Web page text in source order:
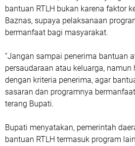
bantuan RTLH bukan karena faktor
Baznas, supaya pelaksanaan
bermanfaat bagi masyarakat.
“Jangan sampai penerima bantuan
persaudaraan atau keluarga, namun
dengan kriteria penerima, agar
sasaran dan programnya
terang Bupati.
Bupati menyatakan, pemerintah
bantuan RTLH termasuk program